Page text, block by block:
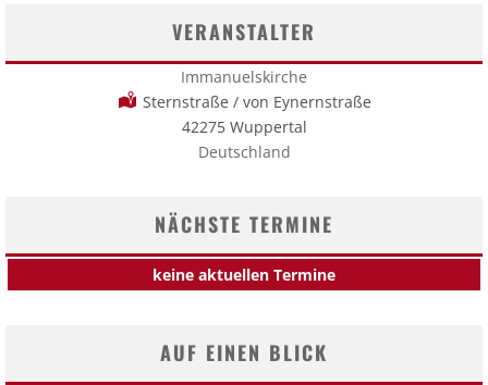
VERANSTALTER
Immanuelskirche
Sternstraße / von Eynernstraße
42275 Wuppertal
Deutschland
NÄCHSTE TERMINE
keine aktuellen Termine
AUF EINEN BLICK